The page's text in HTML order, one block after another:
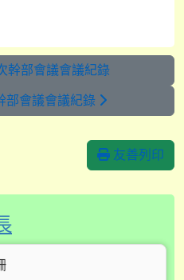
幹部會議會議紀錄
部會議會議紀錄
友善列印